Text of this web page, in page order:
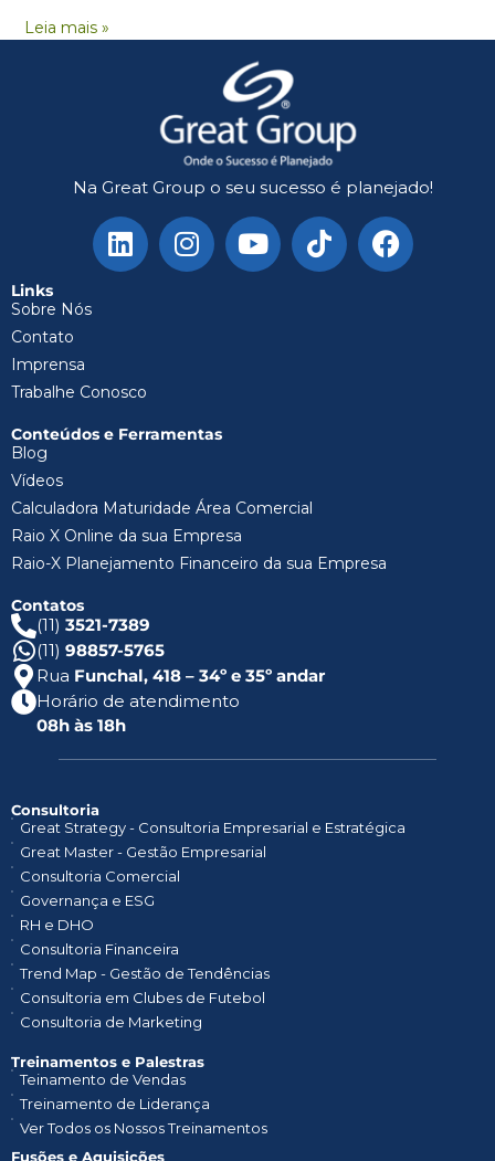
Leia mais »
Na Great Group o seu sucesso é planejado!
Links
Sobre Nós
Contato
Imprensa
Trabalhe Conosco
Conteúdos e Ferramentas
Blog
Vídeos
Calculadora Maturidade Área Comercial
Raio X Online da sua Empresa
Raio-X Planejamento Financeiro da sua Empresa
Contatos
(11) 3521-7389
(11) 98857-5765
Rua Funchal, 418 – 34º e 35º andar
Horário de atendimento
08h às 18h
Consultoria
Great Strategy - Consultoria Empresarial e Estratégica
Great Master - Gestão Empresarial
Consultoria Comercial
Governança e ESG
RH e DHO
Consultoria Financeira
Trend Map - Gestão de Tendências
Consultoria em Clubes de Futebol
Consultoria de Marketing
Treinamentos e Palestras​
Teinamento de Vendas
Treinamento de Liderança
Ver Todos os Nossos Treinamentos
Fusões e Aquisições